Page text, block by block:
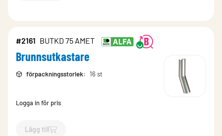
#2161 BUTKD 75 AMET
Brunnsutkastare
förpackningsstorlek: 16 st
Logga in för pris
Lägg till
`$Lägg till